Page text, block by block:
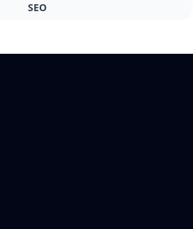
SEO